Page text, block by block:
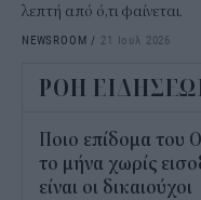
λεπτή από ό,τι φαίνεται.
NEWSROOM / 21 Ιουλ 2026
ΡΟΗ
Ποιο επίδομα του
το μήνα χωρίς
είναι οι δικαιούχοι